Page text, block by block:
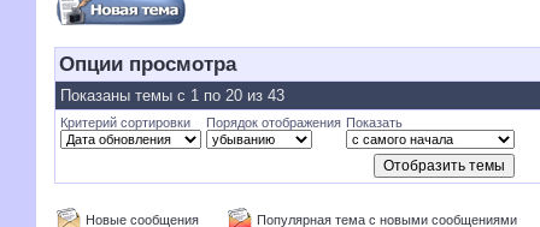
Опции просмотра
Показаны темы с 1 по 20 из 43
Критерий сортировки Порядок отображения Показать
Новые сообщения
Популярная тема с новыми сообщениями